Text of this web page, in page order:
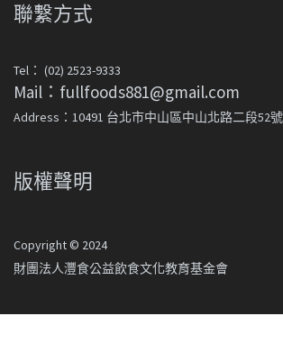
聯繫方式
Tel： (02) 2523-9333
Mail：fullfoods881@gmail.com
Address：10491 台北市中山區中山北路二段52
版權聲明
Copyright © 2024
財團法人灃食公益飲食文化教育基金會